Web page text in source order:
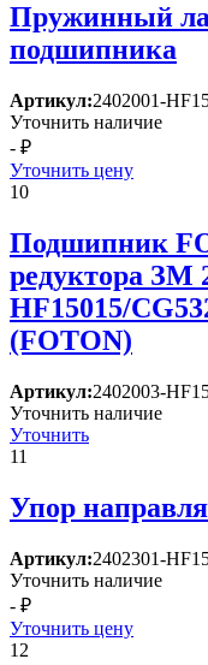
Пружинный
подшипника
Артикул:2402001-
Уточнить наличие
- ₽
Уточнить цену
10
Подшипник
редуктора ЗМ
HF15015/
(FOTON)
Артикул:2402003-
Уточнить наличие
Уточнить
11
Упор
Артикул:2402301-
Уточнить наличие
- ₽
Уточнить цену
12